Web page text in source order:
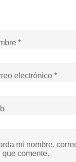
*
electrónico *
mi nombre,
que comente.